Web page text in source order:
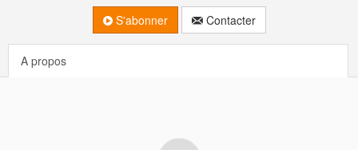
S'abonner Contacter
A propos